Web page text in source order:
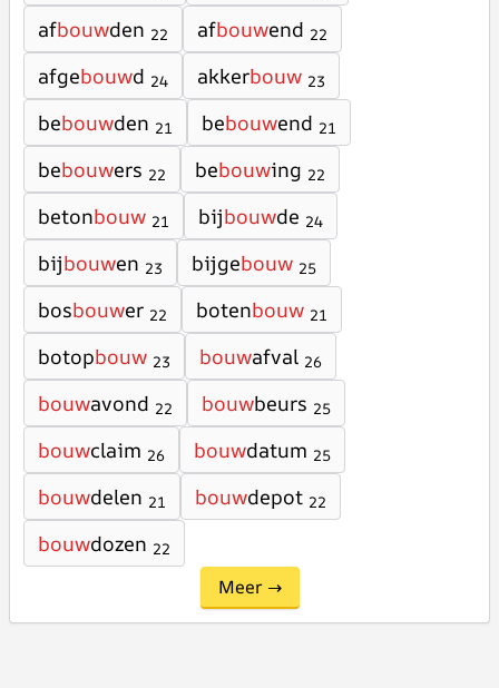
afbouwden 22 afbouwend 22
afgebouwd 24 akkerbouw 23
bebouwden 21 bebouwend 21
bebouwers 22 bebouwing 22
betonbouw 21 bijbouwde 24
bijbouwen 23 bijgebouw 25
bosbouwer 22 botenbouw 21
botopbouw 23 bouwafval 26
bouwavond 22 bouwbeurs 25
bouwclaim 26 bouwdatum 25
bouwdelen 21 bouwdepot 22
bouwdozen 22
Meer →